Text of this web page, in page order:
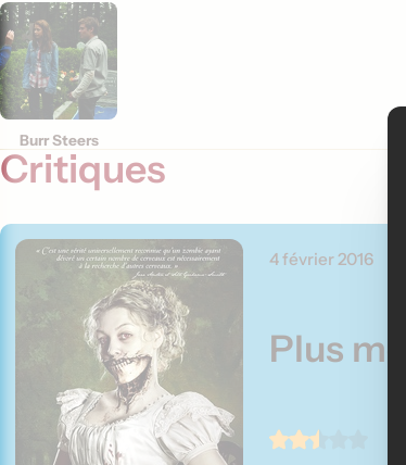
Burr Steers
Critiques
4 février 2016
Plus